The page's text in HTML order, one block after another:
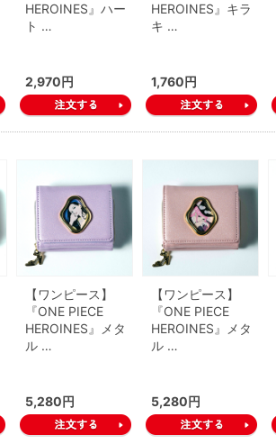
HEROINES』ハー
ト …
2,970円
HEROINES』キラ
キ …
1,760円
【ワンピース】
『ONE PIECE
HEROINES』メタ
ル …
5,280円
【ワンピース】
『ONE PIECE
HEROINES』メタ
ル …
5,280円